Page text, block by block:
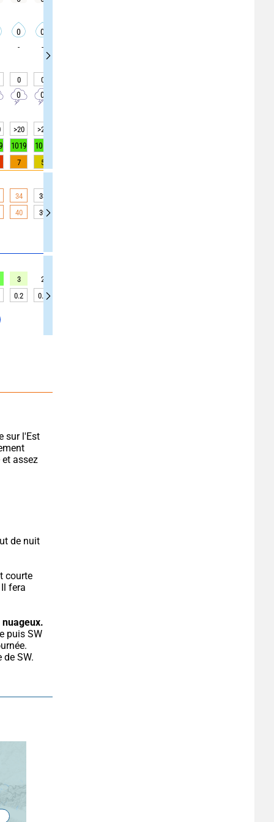
0 0
- -
0 0
0 0
>20 >20
1019 1018
7 5
34 33
40 39
3 2
0.2 0.2
sur l'Est
assez
de nuit
courte
fera
SW.